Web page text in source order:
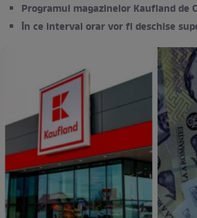
Programul magazinelor Kaufland de
În ce interval orar vor fi deschise